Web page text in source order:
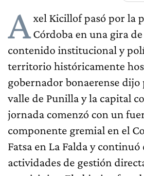
Axel Kicillof pasó por la
Córdoba en una gira
contenido institucional y
territorio históricamente
gobernador bonaerense dijo
valle de Punilla y la capital
jornada comenzó con un
componente gremial en el
Fatsa en La Falda y continuó
actividades de gestión